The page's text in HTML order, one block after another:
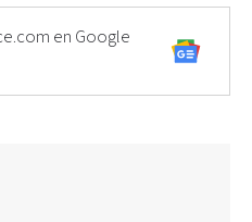
en Google